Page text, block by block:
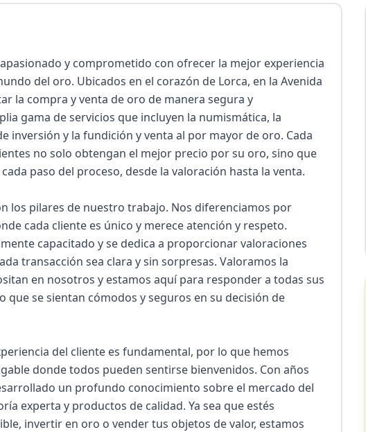
y comprometido con ofrecer la mejor experiencia
del oro. Ubicados en el corazón de Lorca, en la Avenida
la compra y venta de oro de manera segura y
gama de servicios que incluyen la numismática, la
inversión y la fundición y venta al por mayor de oro. Cada
no solo obtengan el mejor precio por su oro, sino que
paso del proceso, desde la valoración hasta la venta.
los pilares de nuestro trabajo. Nos diferenciamos por
cada cliente es único y merece atención y respeto.
capacitado y se dedica a proporcionar valoraciones
transacción sea clara y sin sorpresas. Valoramos la
en nosotros y estamos aquí para responder a todas sus
que se sientan cómodos y seguros en su decisión de
del cliente es fundamental, por lo que hemos
donde todos pueden sentirse bienvenidos. Con años
un profundo conocimiento sobre el mercado del
experta y productos de calidad. Ya sea que estés
invertir en oro o vender tus objetos de valor, estamos